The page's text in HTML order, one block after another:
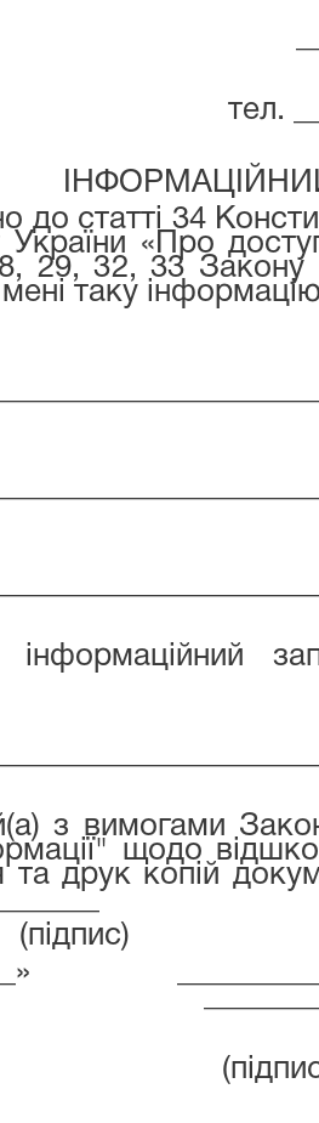
тел.
до статті 34
«Про
29, 32, 33 Закону
таку
iнформацiйний
з вимогами
щодо
та друк копій
(підпис)